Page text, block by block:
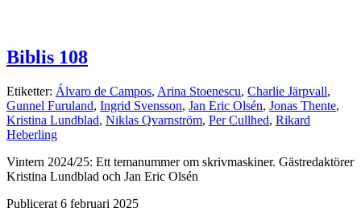
Biblis 108
Etiketter: Álvaro de Campos, Arina Stoenescu, Charlie Järpvall,
Gunnel Furuland, Ingrid Svensson, Jan Eric Olsén, Jonas Thente,
Kristina Lundblad, Niklas Qvarnström, Per Cullhed, Rikard
Heberling
Vintern 2024/25: Ett temanummer om skrivmaskiner. Gästredaktörer
Kristina Lundblad och Jan Eric Olsén
Publicerat 6 februari 2025